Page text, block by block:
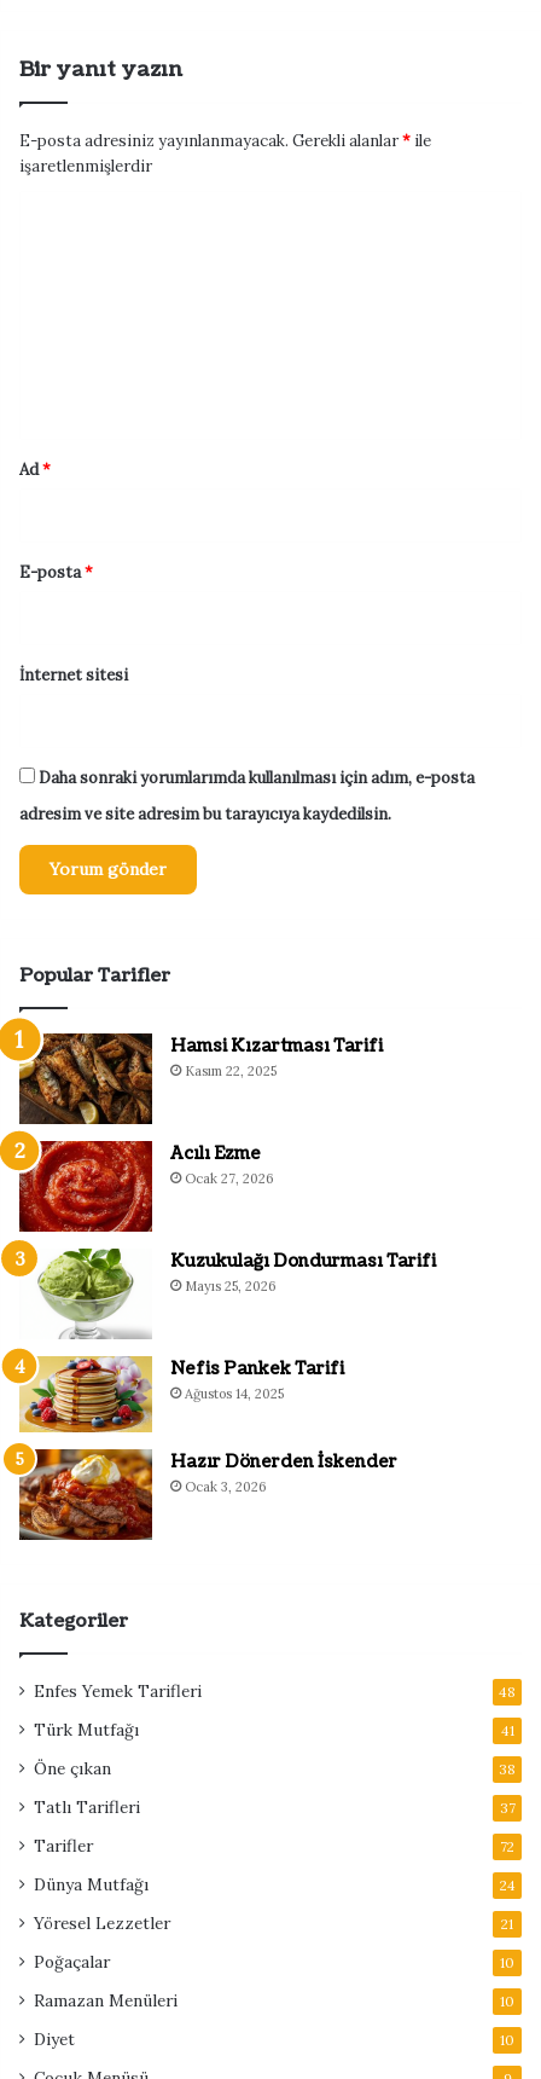
Bir yanıt yazın
E-posta adresiniz yayınlanmayacak. Gerekli alanlar* ile
işaretlenmişlerdir
Ad*
E-posta*
İnternet sitesi
Daha sonraki yorumlarımda kullanılması için adım, e-posta
adresim ve site adresim bu tarayıcıya kaydedilsin.
Popular Tarifler
Hamsi Kızartması Tarifi
Kasım 22, 2025
Acılı Ezme
Ocak 27, 2026
Kuzukulağı Dondurması Tarifi
Mayıs 25, 2026
Nefis Pankek Tarifi
Ağustos 14, 2025
Hazır Dönerden İskender
Ocak 3, 2026
Kategoriler
Enfes Yemek Tarifleri 48
Türk Mutfağı 41
Öne çıkan 38
Tatlı Tarifleri 37
Tarifler 72
Dünya Mutfağı 24
Yöresel Lezzetler 21
Poğaçalar 10
Ramazan Menüleri 10
Diyet 10